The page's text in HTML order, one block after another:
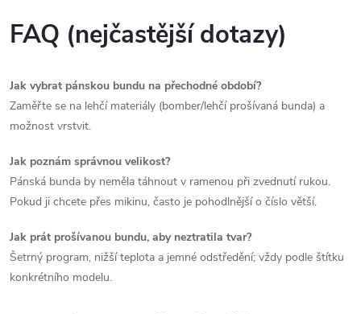
FAQ (nejčastější dotazy)
Jak vybrat pánskou bundu na přechodné období?
Zaměřte se na lehčí materiály (bomber/lehčí prošívaná bunda) a
možnost vrstvit.
Jak poznám správnou velikost?
Pánská bunda by neměla táhnout v ramenou při zvednutí rukou.
Pokud ji chcete přes mikinu, často je pohodlnější o číslo větší.
Jak prát prošívanou bundu, aby neztratila tvar?
Šetrný program, nižší teplota a jemné odstředění; vždy podle štítku
konkrétního modelu.